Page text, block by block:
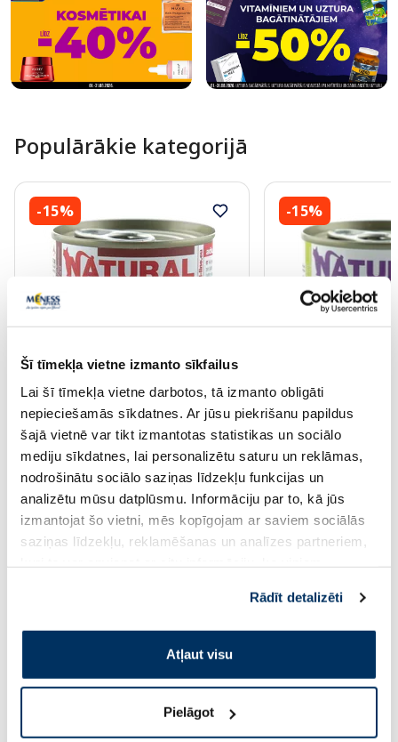
Šī tīmekļa vietne izmanto sīkfailus
Lai šī tīmekļa vietne darbotos, tā izmanto obligāti
nepieciešamās sīkdatnes. Ar jūsu piekrišanu papildus
šajā vietnē var tikt izmantotas statistikas un sociālo
mediju sīkdatnes, lai personalizētu saturu un reklāmas,
nodrošinātu sociālo saziņas līdzekļu funkcijas un
analizētu mūsu datplūsmu. Informāciju par to, kā jūs
izmantojat šo vietni, mēs kopīgojam ar saviem sociālās
saziņas līdzekļu, reklamēšanas un analīzes partneriem,
pakalpojumus. Ja piekrītat šo papildu sīkdatņu
izmantošanai, lūdzu, atzīmējiet savu izvēli:
Rādīt detalizēti
Atļaut visu
Pielāgot
Populārākie kategorijā
-15%
NATURAL CODE 04 Vista Un Tuncis
konservi kaķiem, 85 g
2.13 € 2.51 €
Pirkt
Standarta cena: 2.51 €
-15%
Kartupeļi konservi
2.13 € 2.51 €
Standarta cena: 2.51 €
Page 1 of 10
Saules aizsardzībai vasarā ☀️
Vairāk...